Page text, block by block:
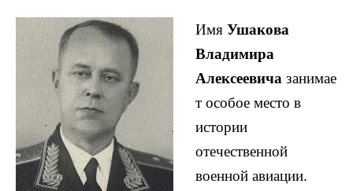
Имя Ушакова
Владимира
Алексеевича занимае
т особое место в
истории
отечественной
военной авиации.